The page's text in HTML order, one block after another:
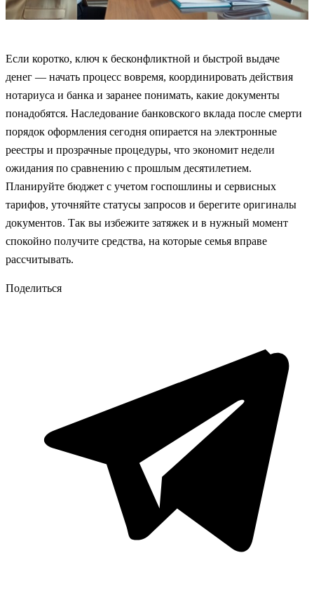
Если коротко, ключ к бесконфликтной и быстрой выдаче
денег — начать процесс вовремя, координировать действия
нотариуса и банка и заранее понимать, какие документы
понадобятся. Наследование банковского вклада после смерти
порядок оформления сегодня опирается на электронные
реестры и прозрачные процедуры, что экономит недели
ожидания по сравнению с прошлым десятилетием.
Планируйте бюджет с учетом госпошлины и сервисных
тарифов, уточняйте статусы запросов и берегите оригиналы
документов. Так вы избежите затяжек и в нужный момент
спокойно получите средства, на которые семья вправе
рассчитывать.
Поделиться